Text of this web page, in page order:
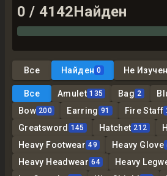
0 / 4142Найден
Все Найден 0 Не
Все Amulet 135 Bag 2
Bow 200 Earring 91 Fire Staff
Greatsword 145 Hatchet 212
Heavy Footwear 49 Heavy Glove
Heavy Headwear 64 Heavy